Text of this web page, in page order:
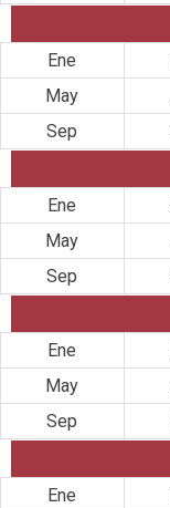
Ene
May
Sep
Ene
May
Sep
Ene
May
Sep
Ene